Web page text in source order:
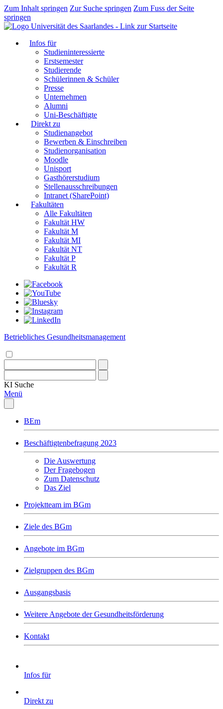
Zum Inhalt springen Zur Suche springen Zum Fuss der Seite
springen
Infos für
Studieninteressierte
Erstsemester
Studierende
Schülerinnen & Schüler
Presse
Unternehmen
Alumni
Uni-Beschäftigte
Direkt zu
Studienangebot
Bewerben & Einschreiben
Studienorganisation
Moodle
Unisport
Gasthörerstudium
Stellenausschreibungen
Intranet (SharePoint)
Fakultäten
Alle Fakultäten
Fakultät HW
Fakultät M
Fakultät MI
Fakultät NT
Fakultät P
Fakultät R
Betriebliches Gesundheitsmanagement
KI Suche
Menü
BEm
Beschäftigtenbefragung 2023
Die Auswertung
Der Fragebogen
Zum Datenschutz
Das Ziel
Projektteam im BGm
Ziele des BGm
Angebote im BGm
Zielgruppen des BGm
Ausgangsbasis
Weitere Angebote der Gesundheitsförderung
Kontakt
Infos für
Direkt zu